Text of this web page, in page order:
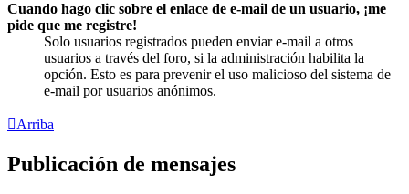
Cuando hago clic sobre el enlace de e-mail de un usuario, ¡me
pide que me registre!
Solo usuarios registrados pueden enviar e-mail a otros
usuarios a través del foro, si la administración habilita la
opción. Esto es para prevenir el uso malicioso del sistema de
e-mail por usuarios anónimos.
Arriba
Publicación de mensajes